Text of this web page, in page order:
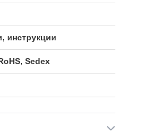
инструкции
Sedex